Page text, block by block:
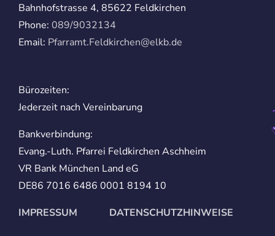
Bahnhofstrasse 4, 85622 Feldkirchen
Phone: 089/9032134
Email: Pfarramt.Feldkirchen@elkb.de
Bürozeiten:
Jederzeit nach Vereinbarung
Bankverbindung:
Evang.-Luth. Pfarrei Feldkirchen Aschheim
VR Bank München Land eG
DE86 7016 6486 0001 8194 10
IMPRESSUM
DATENSCHUTZHINWEISE